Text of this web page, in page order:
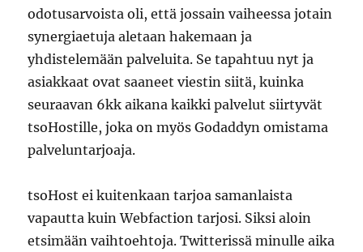
odotusarvoista oli, että jossain vaiheessa jotain
synergiaetuja aletaan hakemaan ja
yhdistelemään palveluita. Se tapahtuu nyt ja
asiakkaat ovat saaneet viestin siitä, kuinka
seuraavan 6kk aikana kaikki palvelut siirtyvät
tsoHostille, joka on myös Godaddyn omistama
palveluntarjoaja.
tsoHost ei kuitenkaan tarjoa samanlaista
vapautta kuin Webfaction tarjosi. Siksi aloin
etsimään vaihtoehtoja. Twitterissä minulle aika